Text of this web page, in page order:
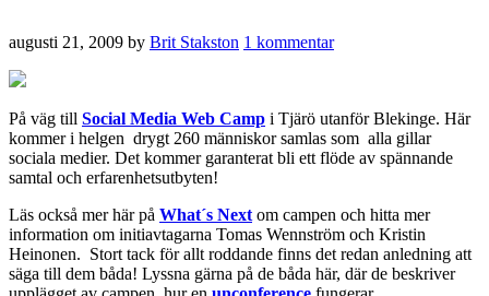
augusti 21, 2009 by Brit Stakston 1 kommentar
På väg till Social Media Web Camp i Tjärö utanför Blekinge. Här
kommer i helgen drygt 260 människor samlas som alla gillar
sociala medier. Det kommer garanterat bli ett flöde av spännande
samtal och erfarenhetsutbyten!
Läs också mer här på What´s Next om campen och hitta mer
information om initiavtagarna Tomas Wennström och Kristin
Heinonen. Stort tack för allt roddande finns det redan anledning att
säga till dem båda! Lyssna gärna på de båda här, där de beskriver